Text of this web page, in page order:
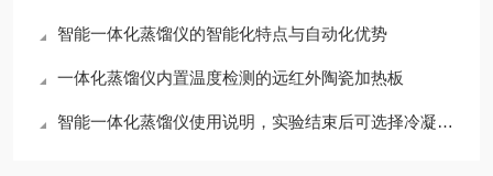
智能一体化蒸馏仪的智能化特点与自动化优势
一体化蒸馏仪内置温度检测的远红外陶瓷加热板
智能一体化蒸馏仪使用说明，实验结束后可选择冷凝水自动排空功能